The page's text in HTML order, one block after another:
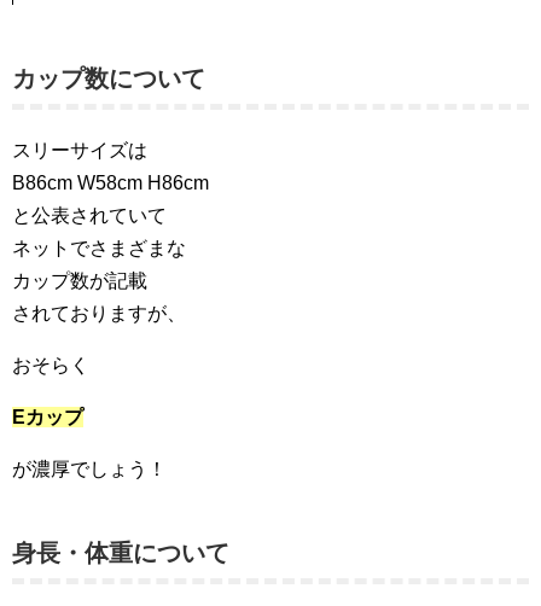
カップ数について
スリーサイズは
B86cm W58cm H86cm
と公表されていて
ネットでさまざまな
カップ数が記載
されておりますが、
おそらく
Eカップ
が濃厚でしょう！
身長・体重について